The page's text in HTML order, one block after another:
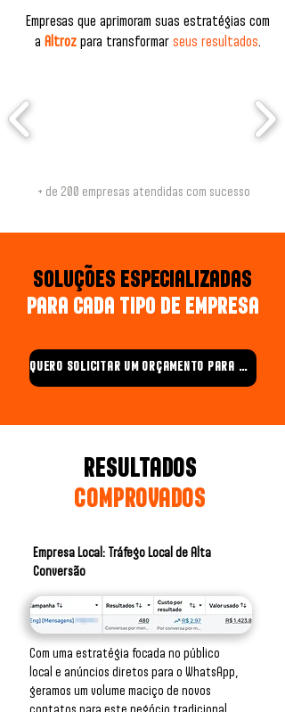
Empresas que aprimoram suas estratégias com
a Altroz para transformar seus resultados.
+ de 200 empresas atendidas com sucesso
​˜
SOLUÇOES ESPECIALIZADAS
PARA CADA TIPO DE EMPRESA
QUERO SOLICITAR UM ORÇAMENTO PARA A MINHA EMPRESA
RESULTADOS
COMPROVADOS
Empresa Local: Tráfego Local de Alta
Conversão
Com uma estratégia focada no público
local e anúncios diretos para o WhatsApp,
geramos um volume maciço de novos